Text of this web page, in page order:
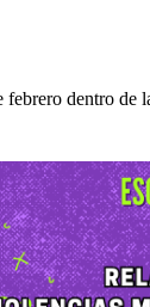
dentro de